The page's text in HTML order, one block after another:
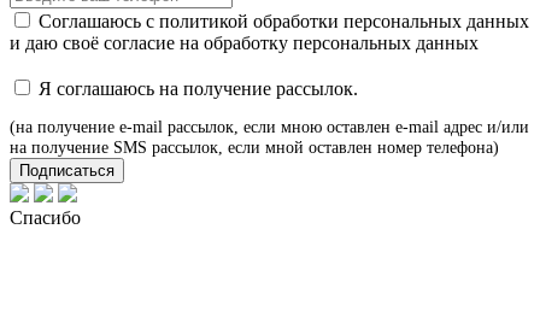
Соглашаюсь с политикой обработки персональных данных
и даю своё согласие на обработку персональных данных
Я соглашаюсь на получение рассылок.
(на получение e-mail рассылок, если мною оставлен e-mail адрес и/или
на получение SMS рассылок, если мной оставлен номер телефона)
Подписаться
Спасибо